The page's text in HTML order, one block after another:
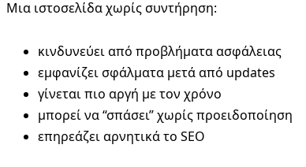
Μια ιστοσελίδα χωρίς συντήρηση:
κινδυνεύει από προβλήματα ασφάλειας
εμφανίζει σφάλματα μετά από updates
γίνεται πιο αργή με τον χρόνο
μπορεί να “σπάσει” χωρίς προειδοποίηση
επηρεάζει αρνητικά το SEO